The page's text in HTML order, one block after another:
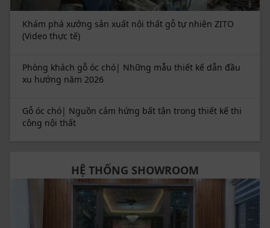
đậm chất thẩm mỹ vừa tiện dụng, hãy để ZGA 612
cùng ZITO đồng hành kiến tạo không gian sống đầy
tinh tế. Liên hệ với ZITO ngay hôm nay để nhận tư vấn
Khám phá xưởng sản xuất nội thất gỗ tự nhiên ZITO
(Video thực tế)
Phòng khách gỗ óc chó| Những mẫu thiết kế dẫn đầu
xu hướng năm 2026
Gỗ óc chó| Nguồn cảm hứng bất tận trong thiết kế thi
công nội thất
HỆ THỐNG SHOWROOM